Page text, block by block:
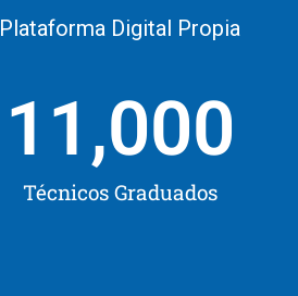
Plataforma Digital Propia
Técnicos Graduados
11,000